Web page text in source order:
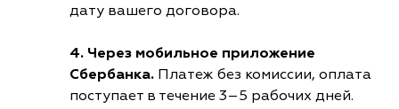
дату вашего договора.
4. Через мобильное приложение
Сбербанка. Платеж без комиссии, оплата
поступает в течение 3–5 рабочих дней.